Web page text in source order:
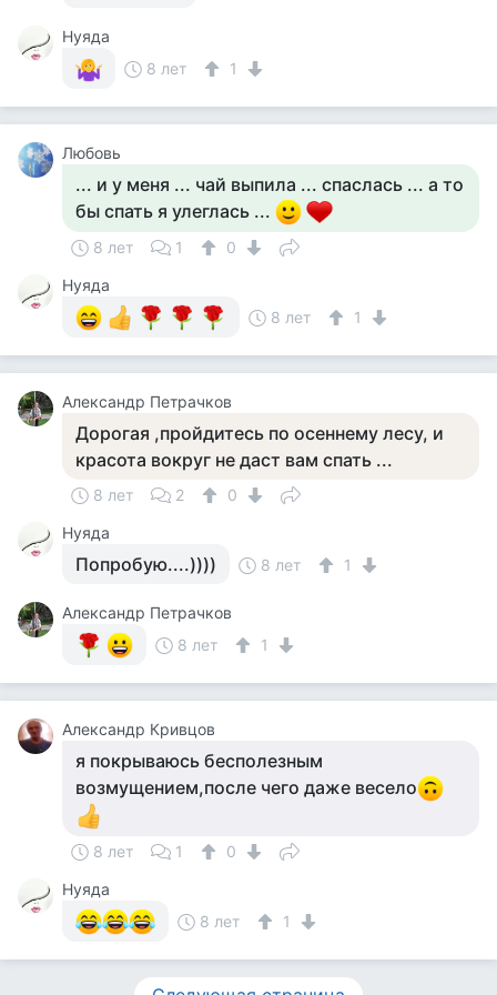
Нуяда
8 лет
1
Любовь
... и у меня ... чай выпила ... спаслась ... а то
бы спать я улеглась ...
8 лет 1
0
Нуяда
8 лет
1
Александр Петрачков
Дорогая ,пройдитесь по осеннему лесу, и
красота вокруг не даст вам спать ...
8 лет 2
0
Нуяда
Попробую....)))) 8 лет 1
Александр Петрачков
8 лет
1
Александр Кривцов
я покрываюсь бесполезным
возмущением,после чего даже весело
8 лет 1
0
Нуяда
8 лет
1